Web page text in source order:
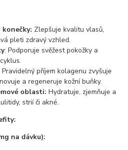
Zlepšuje kvalitu vlasů,
pleti zdravý vzhled.
: Podporuje svěžest pokožky a
Pravidelný příjem kolagenu zvyšuje
a regeneruje kožní buňky.
oblasti: Hydratuje, zjemňuje a
strií či akné.
na dávku):